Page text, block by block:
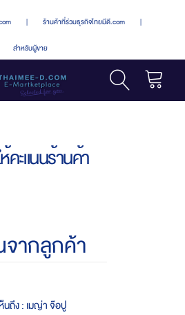
| ร้านค้าที่ร่วมธุรกิจไทยมีดี.com |
สำหรับผู้ขาย
คะแนนร้านค้า
จากลูกค้า
นถึง : เมญ่า จ๊อปู